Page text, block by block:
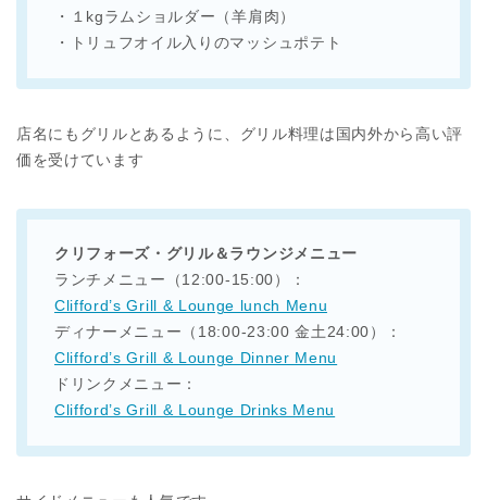
・１kgラムショルダー（羊肩肉）
・トリュフオイル入りのマッシュポテト
店名にもグリルとあるように、グリル料理は国内外から高い評
価を受けています
クリフォーズ・グリル＆ラウンジメニュー
ランチメニュー（12:00-15:00）：
Clifford’s Grill & Lounge lunch Menu
ディナーメニュー（18:00-23:00 金土24:00）：
Clifford’s Grill & Lounge Dinner Menu
ドリンクメニュー：
Clifford’s Grill & Lounge Drinks Menu